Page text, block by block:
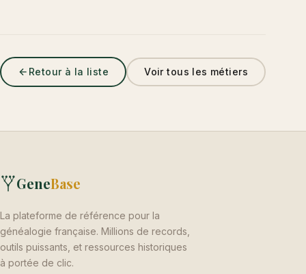
Retour à la liste Voir tous les métiers
GeneBase
La plateforme de référence pour la
généalogie française. Millions de records,
outils puissants, et ressources historiques
à portée de clic.